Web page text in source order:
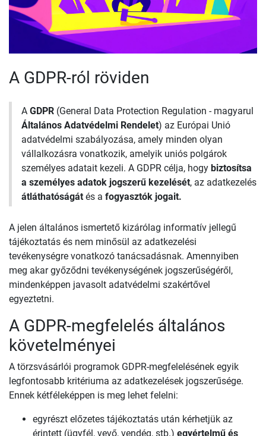
A GDPR-ról röviden
A GDPR (General Data Protection Regulation - magyarul
Általános Adatvédelmi Rendelet) az Európai Unió
adatvédelmi szabályozása, amely minden olyan
vállalkozásra vonatkozik, amelyik uniós polgárok
személyes adatait kezeli. A GDPR célja, hogy biztosítsa
a személyes adatok jogszerű kezelését, az adatkezelés
átláthatóságát és a fogyasztók jogait.
A jelen általános ismertető kizárólag informatív jellegű
tájékoztatás és nem minősül az adatkezelési
tevékenységre vonatkozó tanácsadásnak. Amennyiben
meg akar győződni tevékenységének jogszerűségéről,
mindenképpen javasolt adatvédelmi szakértővel
egyeztetni.
A GDPR-megfelelés általános
követelményei
A törzsvásárlói programok GDPR-megfelelésének egyik
legfontosabb kritériuma az adatkezelések jogszerűsége.
Ennek kétféleképpen is meg lehet felelni:
egyrészt előzetes tájékoztatás után kérhetjük az
érintett (ügyfél, vevő, vendég, stb.) egyértelmű és